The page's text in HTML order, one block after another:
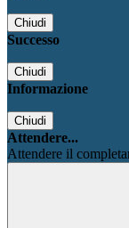
Chiudi
Successo
Chiudi
Informazione
Chiudi
Attendere...
Attendere il